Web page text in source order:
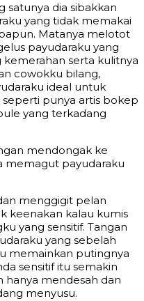
satunya dia sibakkan
yang tidak memakai
Matanya melotot
payudaraku yang
serta kulitnya
cowokku bilang,
ideal untuk
seperti punya artis bokep
yang terkadang
mendongak ke
memagut payudaraku
menggigit pelan
keenakan kalau kumis
yang sensitif. Tangan
yang sebelah
memainkan putingnya
sensitif itu semakin
hanya mendesah dan
menyusu.